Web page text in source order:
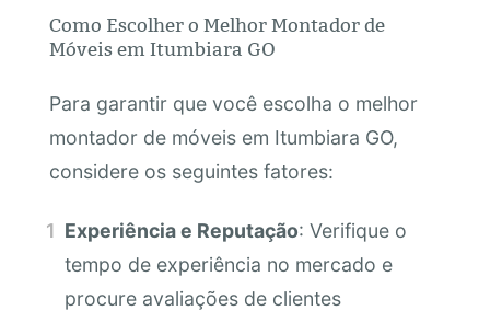
Como Escolher o Melhor Montador de
Móveis em Itumbiara GO
Para garantir que você escolha o melhor
montador de móveis em Itumbiara GO,
considere os seguintes fatores:
Experiência e Reputação: Verifique o
tempo de experiência no mercado e
procure avaliações de clientes